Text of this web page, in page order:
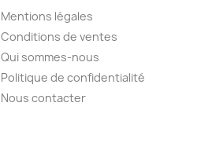
Mentions légales
Conditions de ventes
Qui sommes-nous
Politique de confidentialité
Nous contacter